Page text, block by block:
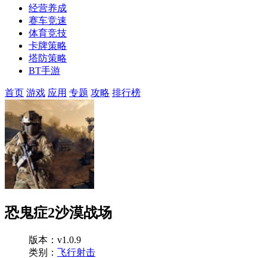
经营养成
赛车竞速
体育竞技
卡牌策略
塔防策略
BT手游
首页 游戏 应用 专题 攻略 排行榜
恐鬼症2沙漠战场
版本：v1.0.9
类别： 飞行射击